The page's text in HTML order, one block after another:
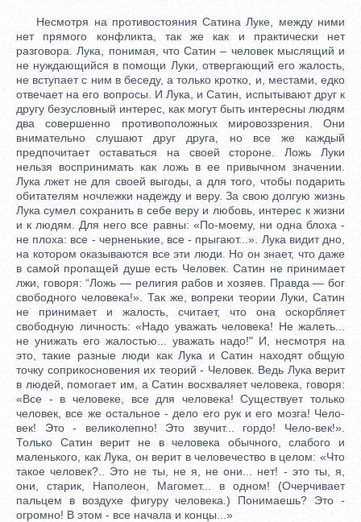
Несмотря на противостояния Сатина Луке, между ними
нет прямого конфликта, так же как и практически нет
разговора. Лука, понимая, что Сатин – человек мыслящий и
не нуждающийся в помощи Луки, отвергающий его жалость,
не вступает с ним в беседу, а только кротко, и, местами, едко
отвечает на его вопросы. И Лука, и Сатин, испытывают друг к
другу безусловный интерес, как могут быть интересны людям
два совершенно противоположных мировоззрения. Они
внимательно слушают друг друга, но все же каждый
предпочитает оставаться на своей стороне. Ложь Луки
нельзя воспринимать как ложь в ее привычном значении.
Лука лжет не для своей выгоды, а для того, чтобы подарить
обитателям ночлежки надежду и веру. За свою долгую жизнь
Лука сумел сохранить в себе веру и любовь, интерес к жизни
и к людям. Для него все равны: «По-моему, ни одна блоха -
не плоха: все - черненькие, все - прыгают...». Лука видит дно,
на котором оказываются все эти люди. Но он знает, что даже
в самой пропащей душе есть Человек. Сатин не принимает
лжи, говоря: “Ложь — религия рабов и хозяев. Правда — бог
свободного человека!». Так же, вопреки теории Луки, Сатин
не принимает и жалость, считает, что она оскорбляет
свободную личность: «Надо уважать человека! Не жалеть...
не унижать его жалостью... уважать надо!" И, несмотря на
это, такие разные люди как Лука и Сатин находят общую
точку соприкосновения их теорий - Человек. Ведь Лука верит
в людей, помогает им, а Сатин восхваляет человека, говоря:
«Все - в человеке, все для человека! Существует только
человек, все же остальное - дело его рук и его мозга! Чело-
век! Это - великолепно! Это звучит... гордо! Чело-век!».
Только Сатин верит не в человека обычного, слабого и
маленького, как Лука, он верит в человечество в целом: «Что
такое человек?.. Это не ты, не я, не они... нет! - это ты, я,
они, старик, Наполеон, Магомет... в одном! (Очерчивает
пальцем в воздухе фигуру человека.) Понимаешь? Это -
огромно! В этом - все начала и концы...»